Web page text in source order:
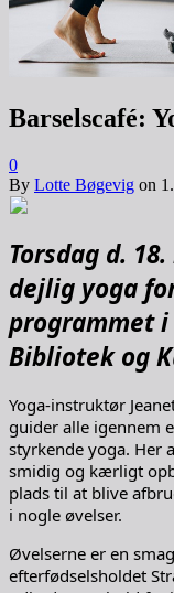
Barselscafé:
0
By Lotte Bøgevig on
Torsdag d.
dejlig yoga
programmet i
Bibliotek og
Yoga-instruktør
guider alle igennem
styrkende yoga. Her
smidig og kærligt
plads til at blive
i nogle øvelser.
Øvelserne er en
efterfødselsholdet